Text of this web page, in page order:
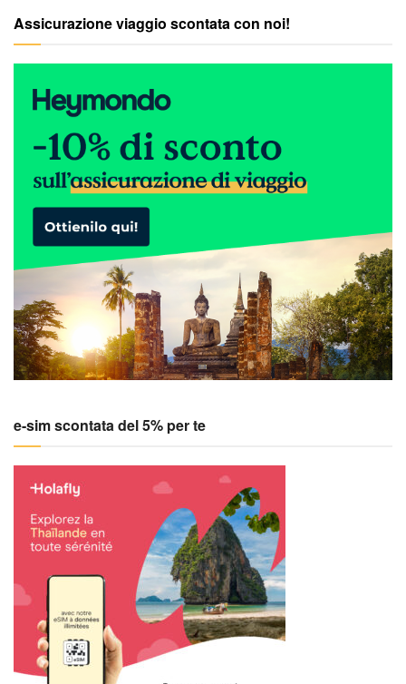
Assicurazione viaggio scontata con noi!
e-sim scontata del 5% per te